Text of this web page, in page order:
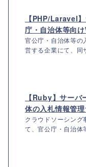
【PHP/Laravel
庁・自治体等向
官公庁・自治体等の
営する企業にて、同
【Ruby】サー
体の入札情報管
クラウドソーシング
て、官公庁・自治体